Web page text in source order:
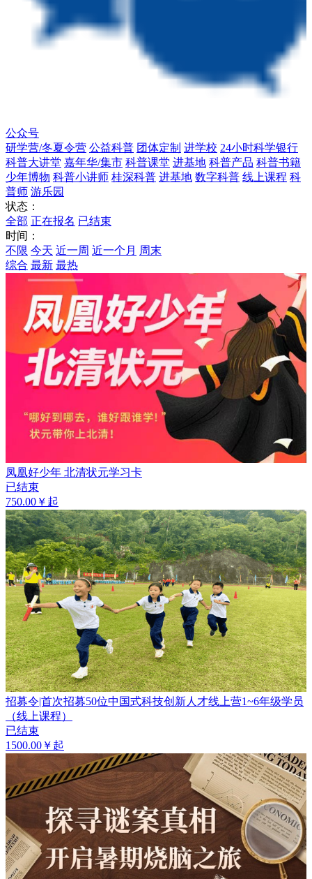
公众号
研学营/冬夏令营 公益科普 团体定制 进学校 24小时科学银行
科普大讲堂 嘉年华/集市 科普课堂 进基地 科普产品 科普书籍
少年博物 科普小讲师 桂深科普 进基地 数字科普 线上课程 科
普师 游乐园
状态：
全部 正在报名 已结束
时间：
不限 今天 近一周 近一个月 周末
综合 最新 最热
凤凰好少年 北清状元学习卡
已结束
750.00￥起
招募令|首次招募50位中国式科技创新人才线上营1~6年级学员
（线上课程）
已结束
1500.00￥起